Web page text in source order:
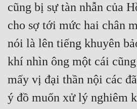
Ngôn Tình
Nữ Phụ
Phong Thủy - Tâm Linh
cũng bị sự tàn nhẫn của
cho sợ tới mức hai chân
nói là lên tiếng khuyên
khí nhìn ông một cái
mấy vị đại thần nội các
ý đồ muốn xử lý nghiêm